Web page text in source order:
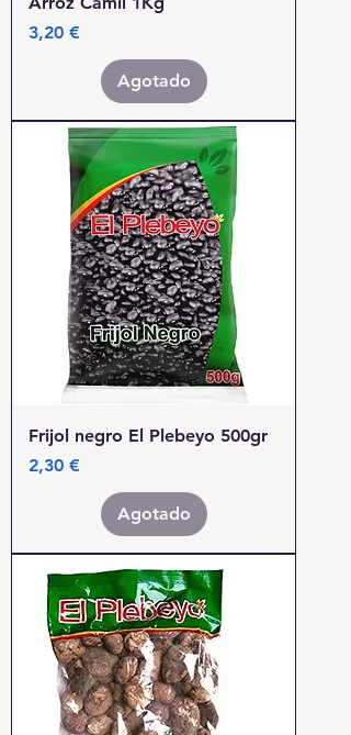
Precio
3,20 €
Agotado
Frijol negro El Plebeyo 500gr
Precio
2,30 €
Agotado